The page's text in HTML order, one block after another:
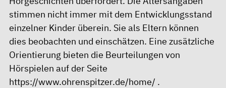
stimmen nicht immer mit dem Entwicklungsstand
einzelner Kinder überein. Sie als Eltern können
dies beobachten und einschätzen. Eine zusätzliche
Orientierung bieten die Beurteilungen von
Hörspielen auf der Seite
https://www.ohrenspitzer.de/home/ .